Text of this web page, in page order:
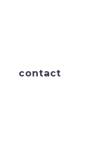
contact